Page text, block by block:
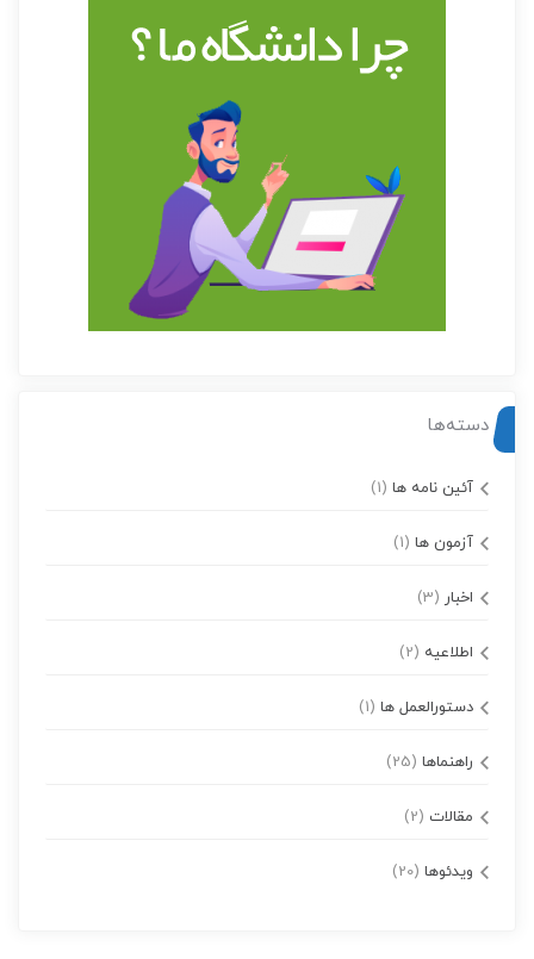
دسته‌ها
آئین نامه ها(1)
آزمون ها(1)
اخبار (3)
اطلاعیه (2)
دستورالعمل ها(1)
راهنماها(25)
مقالات (2)
ویدئوها(20)